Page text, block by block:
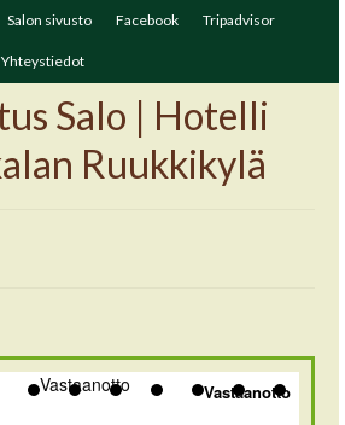
Salon sivusto Facebook Tripadvisor
Yhteystiedot
Vastaanotto